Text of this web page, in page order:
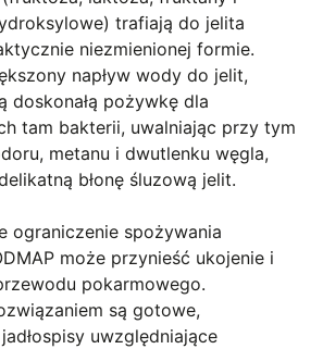
trafiają do jelita
niezmienionej formie.
napływ wody do jelit,
doskonałą pożywkę dla
tam bakterii, uwalniając przy tym
metanu i dwutlenku węgla,
błonę śluzową jelit.
ograniczenie spożywania
może przynieść ukojenie i
pokarmowego.
są gotowe,
uwzględniające